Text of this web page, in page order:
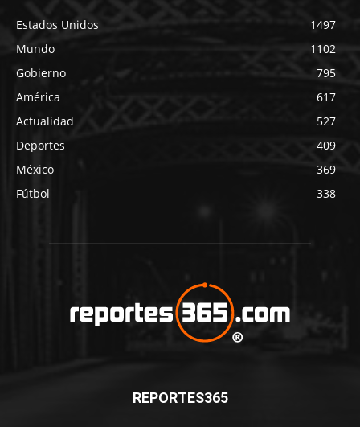
Estados Unidos
1497
Mundo
1102
Gobierno
795
América
617
Actualidad
527
Deportes
409
México
369
Fútbol
338
REPORTES365